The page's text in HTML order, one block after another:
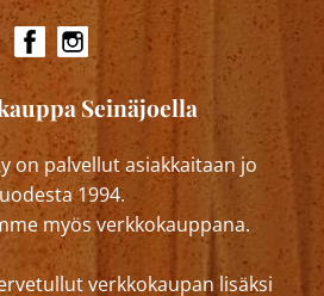
Seinäjoella
on palvellut asiakkaitaan jo
1994.
myös verkkokauppana.
verkkokaupan lisäksi